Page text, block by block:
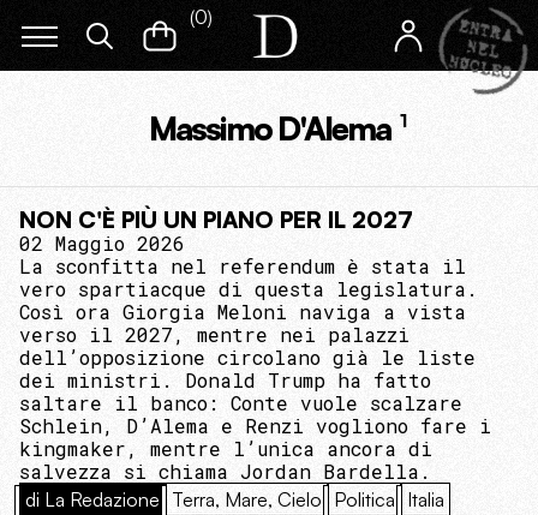
(0)
Massimo D'Alema 1
NON C'È PIÙ UN PIANO PER IL 2027
02 Maggio 2026
La sconfitta nel referendum è stata il
vero spartiacque di questa legislatura.
Così ora Giorgia Meloni naviga a vista
verso il 2027, mentre nei palazzi
dell’opposizione circolano già le liste
dei ministri. Donald Trump ha fatto
saltare il banco: Conte vuole scalzare
Schlein, D’Alema e Renzi vogliono fare i
kingmaker, mentre l’unica ancora di
salvezza si chiama Jordan Bardella.
di La Redazione Terra, Mare, Cielo Politica Italia